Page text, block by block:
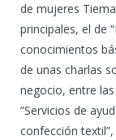
de mujeres
principales, el de
conocimientos
de unas charlas
negocio, entre
”Servicios de
confección